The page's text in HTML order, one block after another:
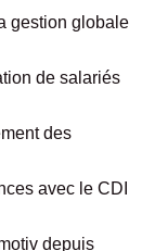
gestion globale
de salariés
des
avec le CDI
depuis